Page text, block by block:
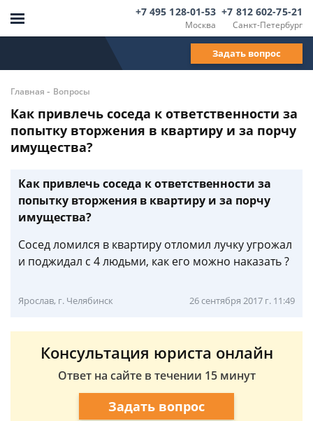
Москва
+7 495 128-01-53
Санкт-Петербург
+7 812 602-75-21
Задать вопрос
Главная - Вопросы
Как привлечь соседа к ответственности за
попытку вторжения в квартиру и за порчу
имущества?
Как привлечь соседа к ответственности за
попытку вторжения в квартиру и за порчу
имущества?
Сосед ломился в квартиру отломил лучку угрожал
и поджидал с 4 людьми, как его можно наказать ?
Ярослав, г. Челябинск 26 сентября 2017 г. 11:49
Консультация юриста онлайн
Ответ на сайте в течении 15 минут
Задать вопрос